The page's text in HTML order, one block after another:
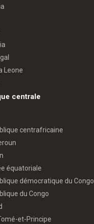
Leone
centrale
centrafricaine
équatoriale
démocratique du Congo
du Congo
et-Principe